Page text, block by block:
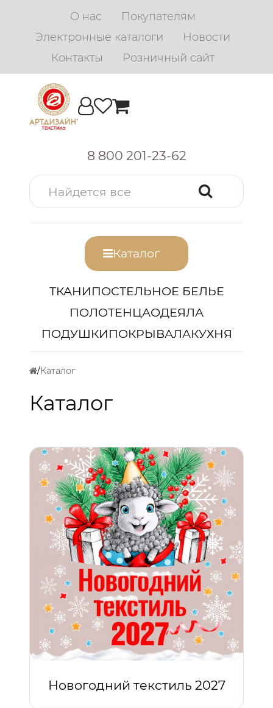
О нас
Покупателям
Электронные каталоги
Новости
Контакты
Розничный сайт
8 800 201-23-62
Каталог
ТКАНИПОСТЕЛЬНОЕ БЕЛЬЕ
ПОЛОТЕНЦАОДЕЯЛА
ПОДУШКИПОКРЫВАЛАКУХНЯ
Каталог
Каталог
Новогодний текстиль 2027